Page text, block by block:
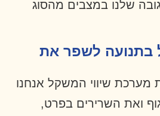
שלנו במצבים מהסוג
בתנועה לשפר את
מערכת שיווי המשקל אנחנו
ואת השרירים בפרט,